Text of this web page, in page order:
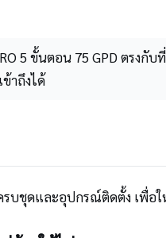
RO 5 ขั้นตอน 75 GPD ตร
ข้าถึงได้
รบชุดและอุปกรณ์ติดตั้ง เพื่อ